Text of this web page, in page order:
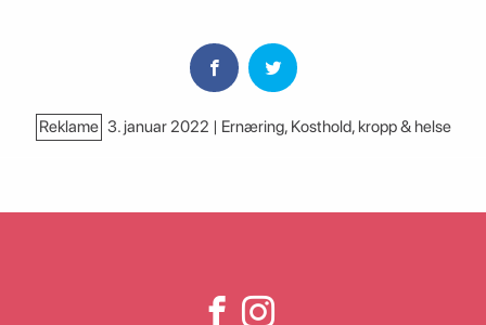
Reklame 3. januar 2022 | Ernæring,Kosthold, kropp & helse